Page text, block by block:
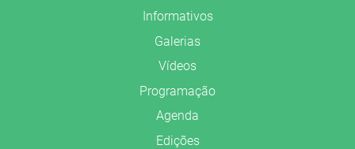
Informativos
Galerias
Vídeos
Programação
Agenda
Edições